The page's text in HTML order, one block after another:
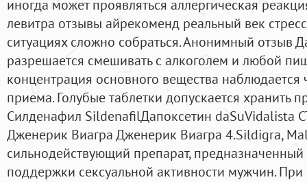
иногда может проявляться аллергическая
левитра отзывы айрекоменд реальный век
ситуациях сложно собраться. Анонимный отзыв
разрешается смешивать с алкоголем и любой
концентрация основного вещества
приема. Голубые таблетки допускается хранить
Силденафил SildenafilДапоксетин daSuVidalista
Дженерик Виагра Дженерик Виагра 4.Sildigra,
сильнодействующий препарат,
поддержки сексуальной активности мужчин.